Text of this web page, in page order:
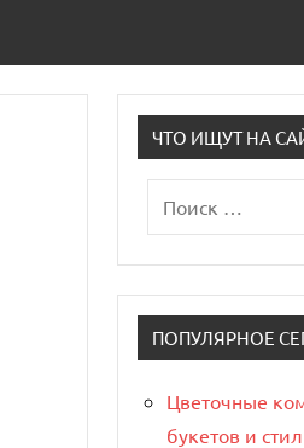
ЧТО ИЩУТ НА
для:
ПОПУЛЯРНОЕ
Цветочные
букетов и